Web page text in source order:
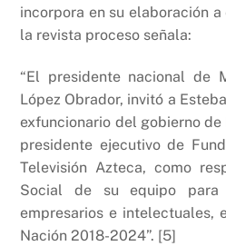
incorpora en su elaboración
la revista proceso señala:
“El presidente nacional de
López Obrador, invitó a
exfuncionario del gobierno
presidente ejecutivo de
Televisión Azteca, como
Social de su equipo
empresarios e intelectuales,
Nación 2018-2024”. [5]